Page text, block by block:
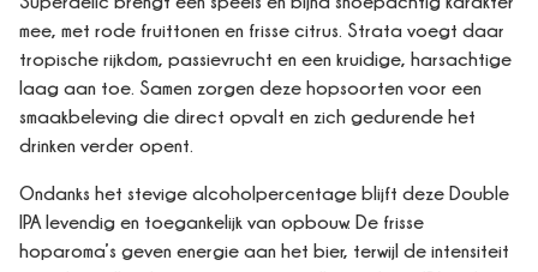
mee, met rode fruittonen en frisse citrus. Strata voegt daar
tropische rijkdom, passievrucht en een kruidige, harsachtige
laag aan toe. Samen zorgen deze hopsoorten voor een
smaakbeleving die direct opvalt en zich gedurende het
drinken verder opent.
Ondanks het stevige alcoholpercentage blijft deze Double
IPA levendig en toegankelijk van opbouw. De frisse
hoparoma’s geven energie aan het bier, terwijl de intensiteit